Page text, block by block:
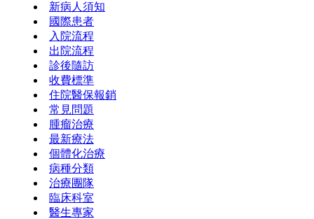
新病人須知
國際患者
入院流程
出院流程
診後隨訪
收費標準
住院醫保報銷
常見問題
腫瘤治療
最新療法
個體化治療
病種分類
治療團隊
臨床科室
醫生專家